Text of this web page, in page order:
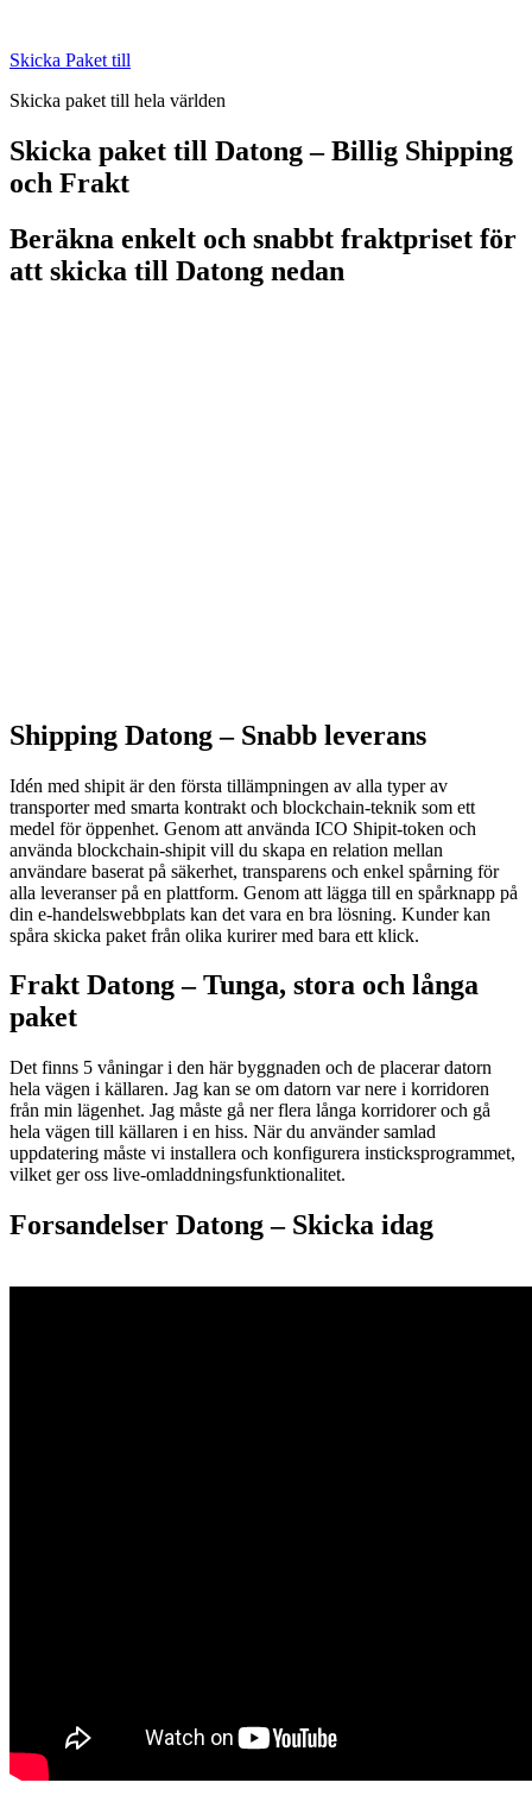
content
Skicka Paket till
Skicka paket till hela världen
Skicka paket till Datong – Billig Shipping
och Frakt
Beräkna enkelt och snabbt fraktpriset för
att skicka till Datong nedan
Shipping Datong – Snabb leverans
Idén med shipit är den första tillämpningen av alla typer av
transporter med smarta kontrakt och blockchain-teknik som ett
medel för öppenhet. Genom att använda ICO Shipit-token och
använda blockchain-shipit vill du skapa en relation mellan
användare baserat på säkerhet, transparens och enkel spårning för
alla leveranser på en plattform. Genom att lägga till en spårknapp på
din e-handelswebbplats kan det vara en bra lösning. Kunder kan
spåra skicka paket från olika kurirer med bara ett klick.
Frakt Datong –Tunga, stora och långa
paket
Det finns 5 våningar i den här byggnaden och de placerar datorn
hela vägen i källaren. Jag kan se om datorn var nere i korridoren
från min lägenhet. Jag måste gå ner flera långa korridorer och gå
hela vägen till källaren i en hiss. När du använder samlad
uppdatering måste vi installera och konfigurera insticksprogrammet,
vilket ger oss live-omladdningsfunktionalitet.
Forsandelser Datong – Skicka idag